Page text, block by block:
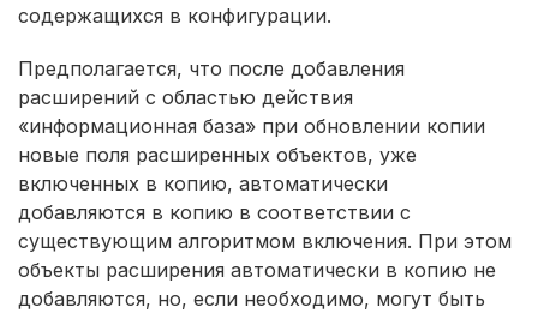
содержащихся в конфигурации.
Предполагается, что после добавления
расширений с областью действия
«информационная база» при обновлении копии
новые поля расширенных объектов, уже
включенных в копию, автоматически
добавляются в копию в соответствии с
существующим алгоритмом включения. При этом
объекты расширения автоматически в копию не
добавляются, но, если необходимо, могут быть